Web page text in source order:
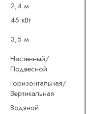
2,4 м
45 кВт
3,5 м
Настенный/
Подвесной
Горизонтальная/
Вертикальная
Водяной